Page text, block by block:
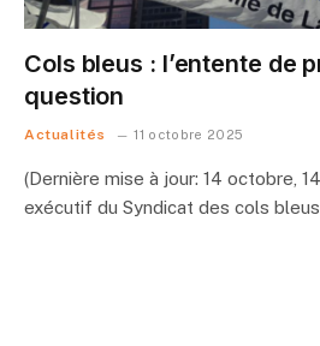
Cols bleus : l’entente de
question
Actualités 11 octobre 2025
(Dernière mise à jour: 14 octobre,
exécutif du Syndicat des cols